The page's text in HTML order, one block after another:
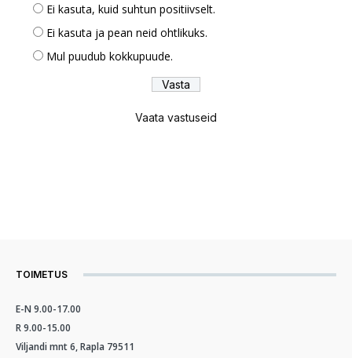
Ei kasuta, kuid suhtun positiivselt.
Ei kasuta ja pean neid ohtlikuks.
Mul puudub kokkupuude.
Vaata vastuseid
TOIMETUS
E-N 9.00-17.00
R 9.00-15.00
Viljandi mnt 6, Rapla 79511